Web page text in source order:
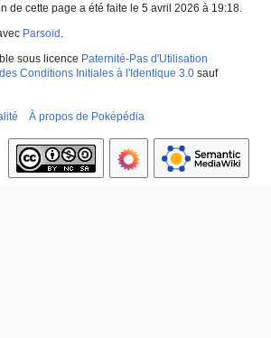
de cette page a été faite le 5 avril 2026 à 19:18.
Parsoid .
sous licence Paternité-Pas d'Utilisation
Conditions Initiales à l'Identique 3.0 sauf
À propos de Poképédia